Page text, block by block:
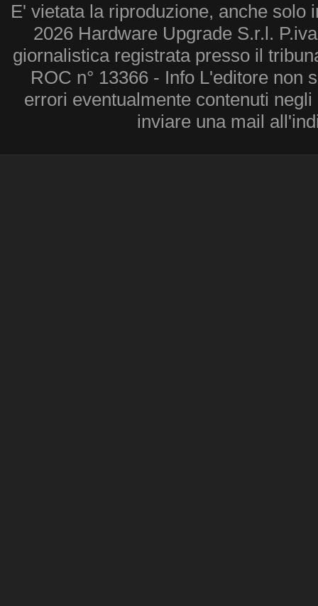
E' vietata la riproduzione, anche solo
2026 Hardware Upgrade S.r.l.
giornalistica registrata presso il
ROC n° 13366 - Info L'editore non
errori eventualmente contenuti
inviare una mail